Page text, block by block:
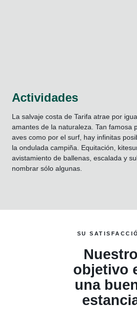
Actividades
La salvaje costa de Tarifa atrae por
amantes de la naturaleza. Tan famosa
aves como por el surf, hay infinitas
la ondulada campiña. Equitación,
avistamiento de ballenas, escalada y
nombrar sólo algunas.
SU
Nuestro
objetivo
una